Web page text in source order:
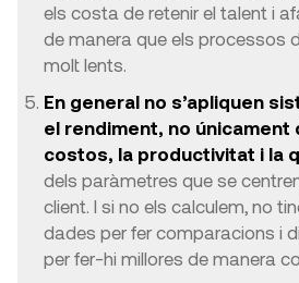
els costa de retenir el talent i
de manera que els processos
molt lents.
En general no s’apliquen
el rendiment, no únicament
costos, la productivitat i la
dels paràmetres que se
client. I si no els calculem, no
dades per fer comparacions i
per fer-hi millores de manera